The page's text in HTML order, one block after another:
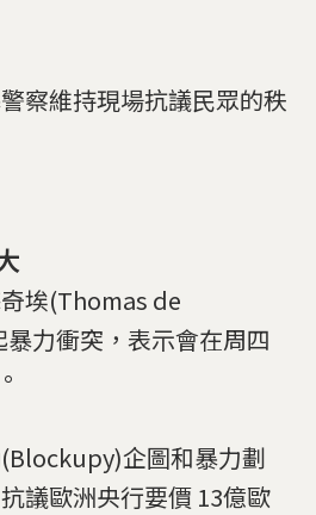
察維持現場抗議民眾的秩
埃(Thomas de
力衝突，表示會在周四
企圖和暴力劃
議歐洲央行要價 13億歐